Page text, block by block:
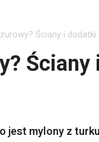
Ściany i dodatki
Ściany
jest mylony z